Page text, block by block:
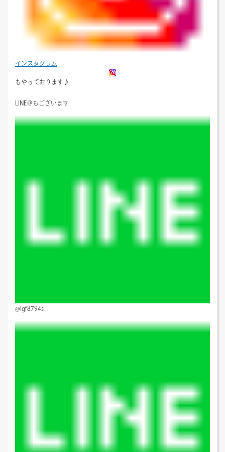
インスタグラム
もやっております♪
LINE＠もございます
@lgf8794s